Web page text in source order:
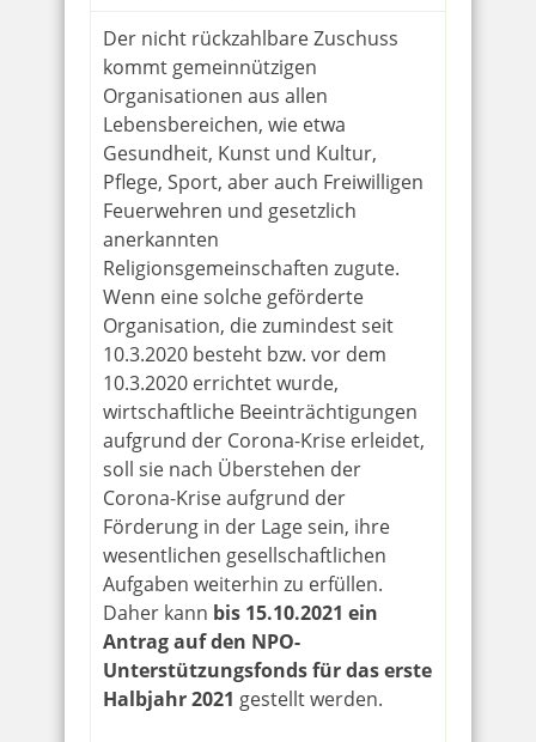
Der nicht rückzahlbare Zuschuss
kommt gemeinnützigen
Organisationen aus allen
Lebensbereichen, wie etwa
Gesundheit, Kunst und Kultur,
Pflege, Sport, aber auch Freiwilligen
Feuerwehren und gesetzlich
anerkannten
Religionsgemeinschaften zugute.
Wenn eine solche geförderte
Organisation, die zumindest seit
10.3.2020 besteht bzw. vor dem
10.3.2020 errichtet wurde,
wirtschaftliche Beeinträchtigungen
aufgrund der Corona-Krise erleidet,
soll sie nach Überstehen der
Corona-Krise aufgrund der
Förderung in der Lage sein, ihre
wesentlichen gesellschaftlichen
Aufgaben weiterhin zu erfüllen.
Daher kann bis 15.10.2021 ein
Antrag auf den NPO-
Unterstützungsfonds für das erste
Halbjahr 2021 gestellt werden.